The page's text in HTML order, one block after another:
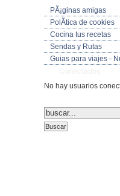
PÃ¡ginas amigas
PolÃ­tica de cookies
Cocina tus recetas
Sendas y Rutas
Guias para viajes -
No hay usuarios